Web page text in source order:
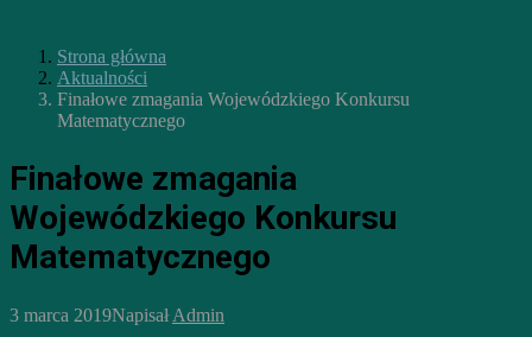
Strona główna
Aktualności
Finałowe zmagania Wojewódzkiego Konkursu
Matematycznego
Finałowe zmagania
Wojewódzkiego Konkursu
Matematycznego
3 marca 2019NapisałAdmin